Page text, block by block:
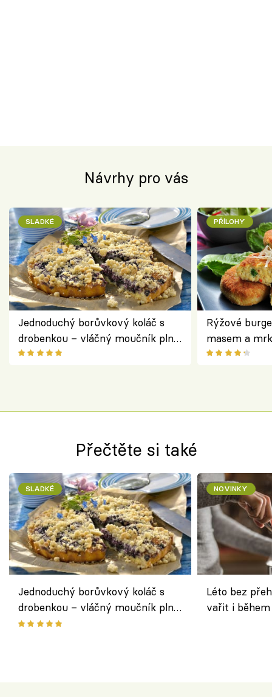
Návrhy pro vás
SLADKÉ
Jednoduchý borůvkový koláč s
drobenkou – vláčný moučník plný
ovoce
PŘÍLOHY
Rýžové
masem a
salátem –
Přečtěte si také
SLADKÉ
Jednoduchý borůvkový koláč s
drobenkou – vláčný moučník plný
ovoce
NOVINKY
Léto bez
vařit i